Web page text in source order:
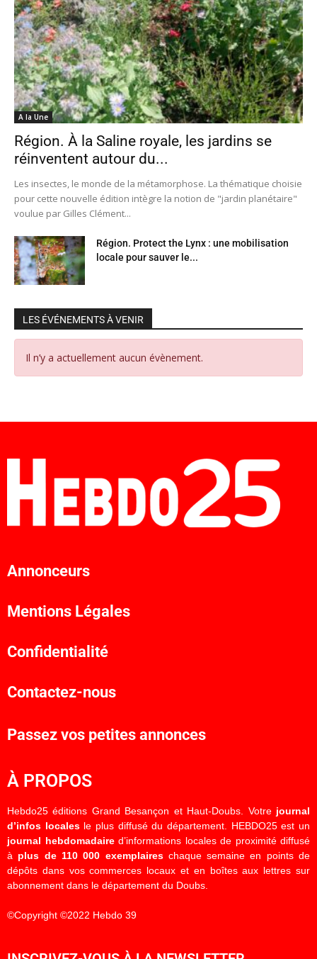
A la Une
Région. À la Saline royale, les jardins se
réinventent autour du...
Les insectes, le monde de la métamorphose. La thématique choisie
pour cette nouvelle édition intègre la notion de "jardin planétaire"
voulue par Gilles Clément...
Région. Protect the Lynx : une mobilisation
locale pour sauver le...
LES ÉVÉNEMENTS À VENIR
Il n’y a actuellement aucun évènement.
Annonceurs
Mentions Légales
Confidentialité
Contactez-nous
Passez vos petites annonces
À PROPOS
Hebdo25 éditions Grand Besançon et Haut-Doubs. Votre journal
d’infos localesle plus diffusé du département. HEBDO25 est un
journal hebdomadaired’informations locales de proximité diffusé
à plus de 110 000 exemplaireschaque semaine en points de
dépôts dans vos commerces locaux et en boîtes aux lettres sur
abonnement dans le département du Doubs.
©Copyright ©2022 Hebdo 39